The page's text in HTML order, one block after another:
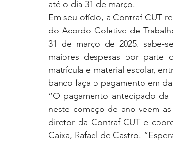
até o dia 31 de março.
Em seu ofício, a Contraf-CUT
do Acordo Coletivo de
31 de março de 2025, sabe-
maiores despesas por parte
matrícula e material escolar,
banco faça o pagamento em
“O pagamento antecipado da
neste começo de ano veem
diretor da Contraf-CUT e
Caixa, Rafael de Castro.